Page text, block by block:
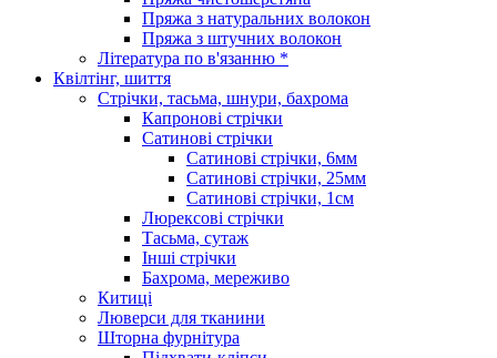
Пряжа з натуральних волокон
Пряжа з штучних волокон
Література по в'язанню *
Квілтінг, шиття
Стрічки, тасьма, шнури, бахрома
Капронові стрічки
Сатинові стрічки
Сатинові стрічки, 6мм
Сатинові стрічки, 25мм
Сатинові стрічки, 1см
Люрексові стрічки
Тасьма, сутаж
Інші стрічки
Бахрома, мереживо
Китиці
Люверси для тканини
Шторна фурнітура